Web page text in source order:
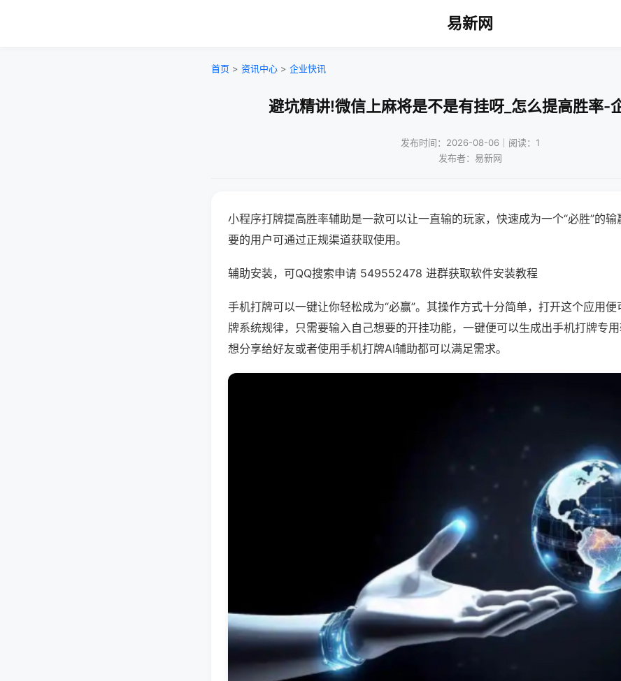
易新网
首页 > 资讯中心 > 企业快讯
避坑精讲!微信上麻将是不是有挂呀_怎么提高胜率-
发布时间：2026-08-06｜阅读：1
发布者：易新网
小程序打牌提高胜率辅助是一款可以让一直输的玩家，快速成为一个“必胜”的
要的用户可通过正规渠道获取使用。
辅助安装，可QQ搜索申请 549552478 进群获取软件安装教程
手机打牌可以一键让你轻松成为“必赢”。其操作方式十分简单，打开这个应用
牌系统规律，只需要输入自己想要的开挂功能，一键便可以生成出手机打牌专
想分享给好友或者使用手机打牌AI辅助都可以满足需求。